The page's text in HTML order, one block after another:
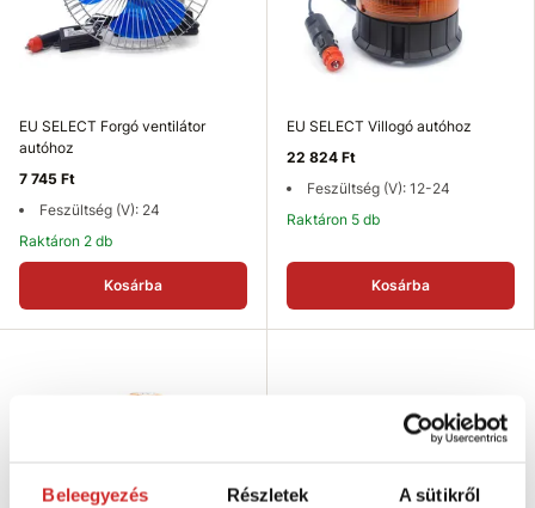
Beleegyezés Részletek A sütikről
EU SELECT Forgó ventilátor
autóhoz
7 745 Ft
Feszültség (V): 24
Raktáron 2 db
Kosárba
EU SELECT Villogó autóhoz
22 824 Ft
Feszültség (V): 12-24
Raktáron 5 db
Kosárba